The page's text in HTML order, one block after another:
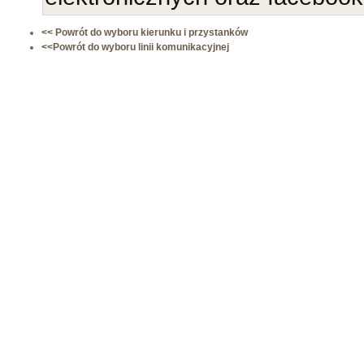
<< Powrót do wyboru kierunku i przystanków
<<Powrót do wyboru linii komunikacyjnej